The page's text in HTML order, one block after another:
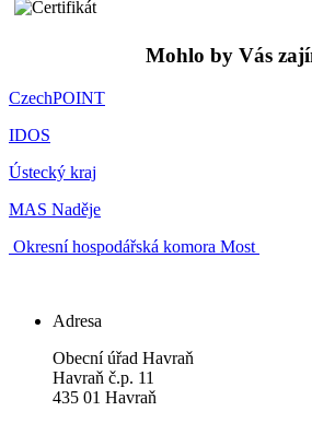
Mohlo by Vás
CzechPOINT
IDOS
Ústecký kraj
MAS Naděje
Okresní hospodářská komora Most
Adresa
Obecní úřad Havraň
Havraň č.p. 11
435 01 Havraň